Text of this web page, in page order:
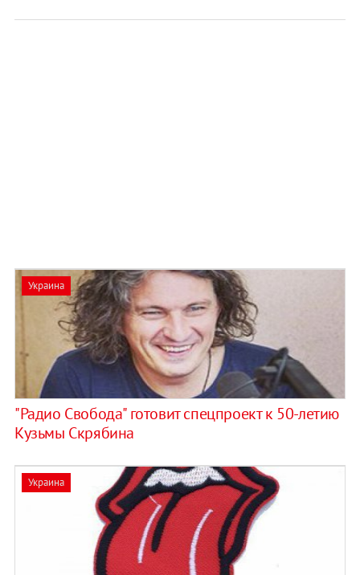
Украина
"Радио Свобода" готовит спецпроект к 50-летию
Кузьмы Скрябина
Украина